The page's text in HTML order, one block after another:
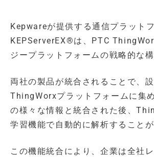
Kepwareが提供する通信プラット
KEPServerEX®は、PTC
ジープラットフォームの戦略的な
両社の製品が統合されることで、
ThingWorxプラットフォームに集
の様々な情報と統合された後、
学習機能で自動的に解析することが
この機能統合により、企業は全社